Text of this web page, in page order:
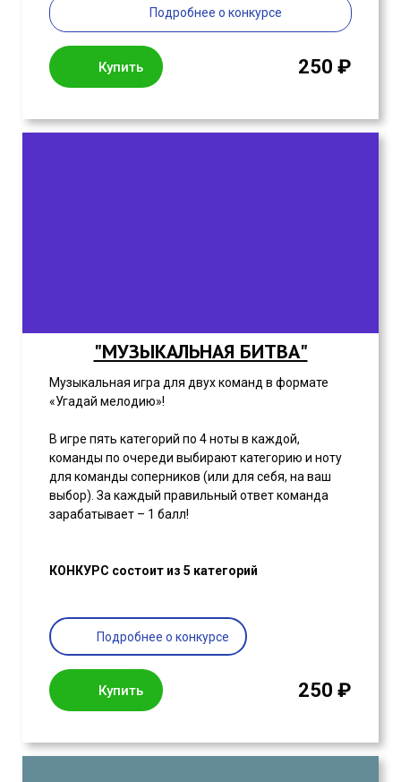
Подробнее о конкурсе
Купить 250 ₽
"МУЗЫКАЛЬНАЯ БИТВА"
Музыкальная игра для двух команд в формате
«Угадай мелодию»!
В игре пять категорий по 4 ноты в каждой,
команды по очереди выбирают категорию и ноту
для команды соперников (или для себя, на ваш
выбор). За каждый правильный ответ команда
зарабатывает – 1 балл!
КОНКУРС состоит из 5 категорий
Подробнее о конкурсе
Купить 250 ₽